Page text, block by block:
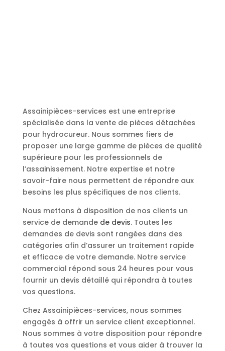
Assainipièces-services est une entreprise
spécialisée dans la vente de pièces détachées
pour hydrocureur. Nous sommes fiers de
proposer une large gamme de pièces de qualité
supérieure pour les professionnels de
l’assainissement. Notre expertise et notre
savoir-faire nous permettent de répondre aux
besoins les plus spécifiques de nos clients.
Nous mettons à disposition de nos clients un
service de demande de devis. Toutes les
demandes de devis sont rangées dans des
catégories afin d’assurer un traitement rapide
et efficace de votre demande. Notre service
commercial répond sous 24 heures pour vous
fournir un devis détaillé qui répondra à toutes
vos questions.
Chez Assainipièces-services, nous sommes
engagés à offrir un service client exceptionnel.
Nous sommes à votre disposition pour répondre
à toutes vos questions et vous aider à trouver la